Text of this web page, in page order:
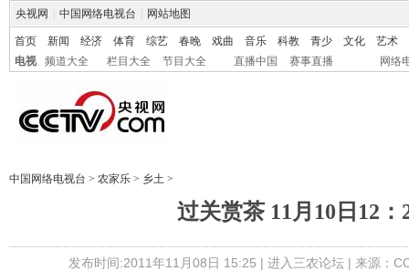
央视网 中国网络电视台 网站地图
首页 新闻 经济 体育 综艺 春晚 戏曲 音乐 科教 青少 文化
艺术
电视
频道大全 栏目大全 节目大全 直播中国 赛事直播 网络
中国网络电视台 > 农家乐 > 乡土 >
过关赏茶 11月10日12：
发布时间:2011年11月08日 15:25 | 进入三农论坛| 来源：